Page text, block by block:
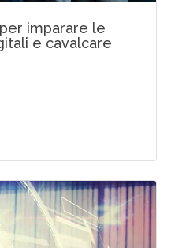
imparare le
e cavalcare